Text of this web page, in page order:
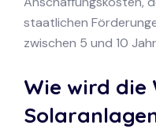
staatlichen
zwischen 5 und 10
Wie wird